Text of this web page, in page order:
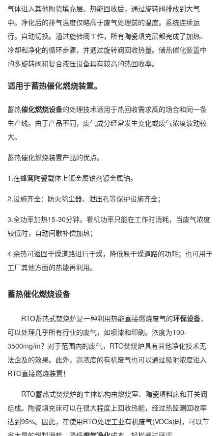
气体进入其他陶瓷填充层。热能回收后，通过旋转阀排放到大气
中。净化后的排气温度仅略高于废气处理前的温度。系统连续运
行。自动切换。通过旋转阀工作，所有陶瓷填充层都完成了加热、
冷却和净化的循环步骤，并通过旋转阀回收热量。储热催化装置中
的多旋转阀和复合液压设备具有较高的热回收率。
适用于蓄热催化燃烧装置。
蓄热催化燃烧设备的处理技术适用于热回收需求高的场合和同一条
生产线。由于产品不同，废气成分经常发生变化或废气浓度波动较
大。
蓄热催化燃烧装置产品的优点。
1.在蜂窝陶瓷载体上镀金属铂剂镀金属铂。
2.设施齐全：防火除尘器、泄压孔等保护设施齐全；
3.全功率加热15-30分钟。看机功率只能在工作时消耗，当废气浓度
较低时，自动间歇补偿加热；
4.余热可返回干燥道路进行干燥，降低原干燥道路的功耗；也可用于
工厂其他方面的热能再利用。
蓄热催化燃烧设备
RTO蓄热式焚烧炉是一种利用热能直接燃烧废气的环保设备，
可以处理几乎所有行业的废气，如喷漆和印刷。浓度为100-
3500mg/m？对于范围内的废气，RTO焚烧炉具有其他净化技术无
法企及的效果。此外，高浓度的有机废气也可以通过吸附浓度进入
RTO直接燃烧装置！
RTO蓄热式焚烧炉的主体结构由燃烧室、陶瓷填料床和开关阀
组成。陶瓷填充床可以在很大程度上回收热能，经过热监测回收率
达到95%。因此，在使用RTO处理工业有机废气(VOCs)时，可以节